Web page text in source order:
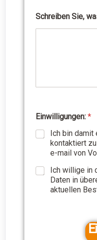
w
a
i
g
u
n
n
:
Schreiben Sie,
Einwilligungen: *
Ich bin
kontaktiert
e-mail von
Ich willige in
Daten in
aktuellen